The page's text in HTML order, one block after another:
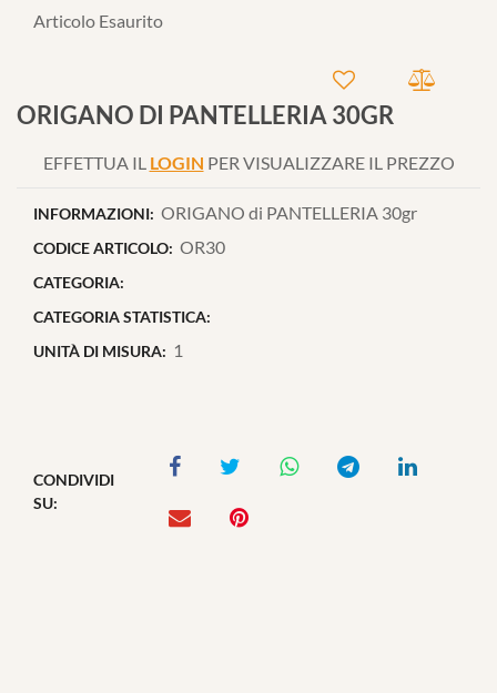
Articolo Esaurito
ORIGANO DI PANTELLERIA 30GR
EFFETTUA IL LOGIN PER VISUALIZZARE IL PREZZO
INFORMAZIONI: ORIGANO di PANTELLERIA 30gr
CODICE ARTICOLO: OR30
CATEGORIA:
CATEGORIA STATISTICA:
UNITÀ DI MISURA: 1
CONDIVIDI
SU: